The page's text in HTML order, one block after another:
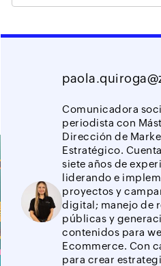
Comunicadora
periodista con
Dirección de
Estratégico.
siete años de
liderando e
proyectos y
digital; manejo de
públicas y
contenidos para
Ecommerce. Con
para crear